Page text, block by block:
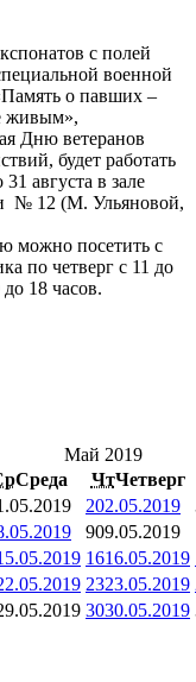
с полей
военной
о павших –
живым»,
Дню ветеранов
будет работать
августа в зале
№ 12 (М. Ульяновой,
можно посетить с
по четверг с 11 до
18 часов.
Май 2019
Среда ЧтЧетверг
202.05.2019
909.05.2019
1616.05.2019
2323.05.2019
3030.05.2019